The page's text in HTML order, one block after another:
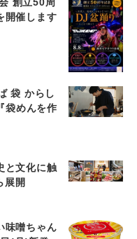
開催します
袋 からし
袋めんを作
と文化に触
展開
味噌ちゃん